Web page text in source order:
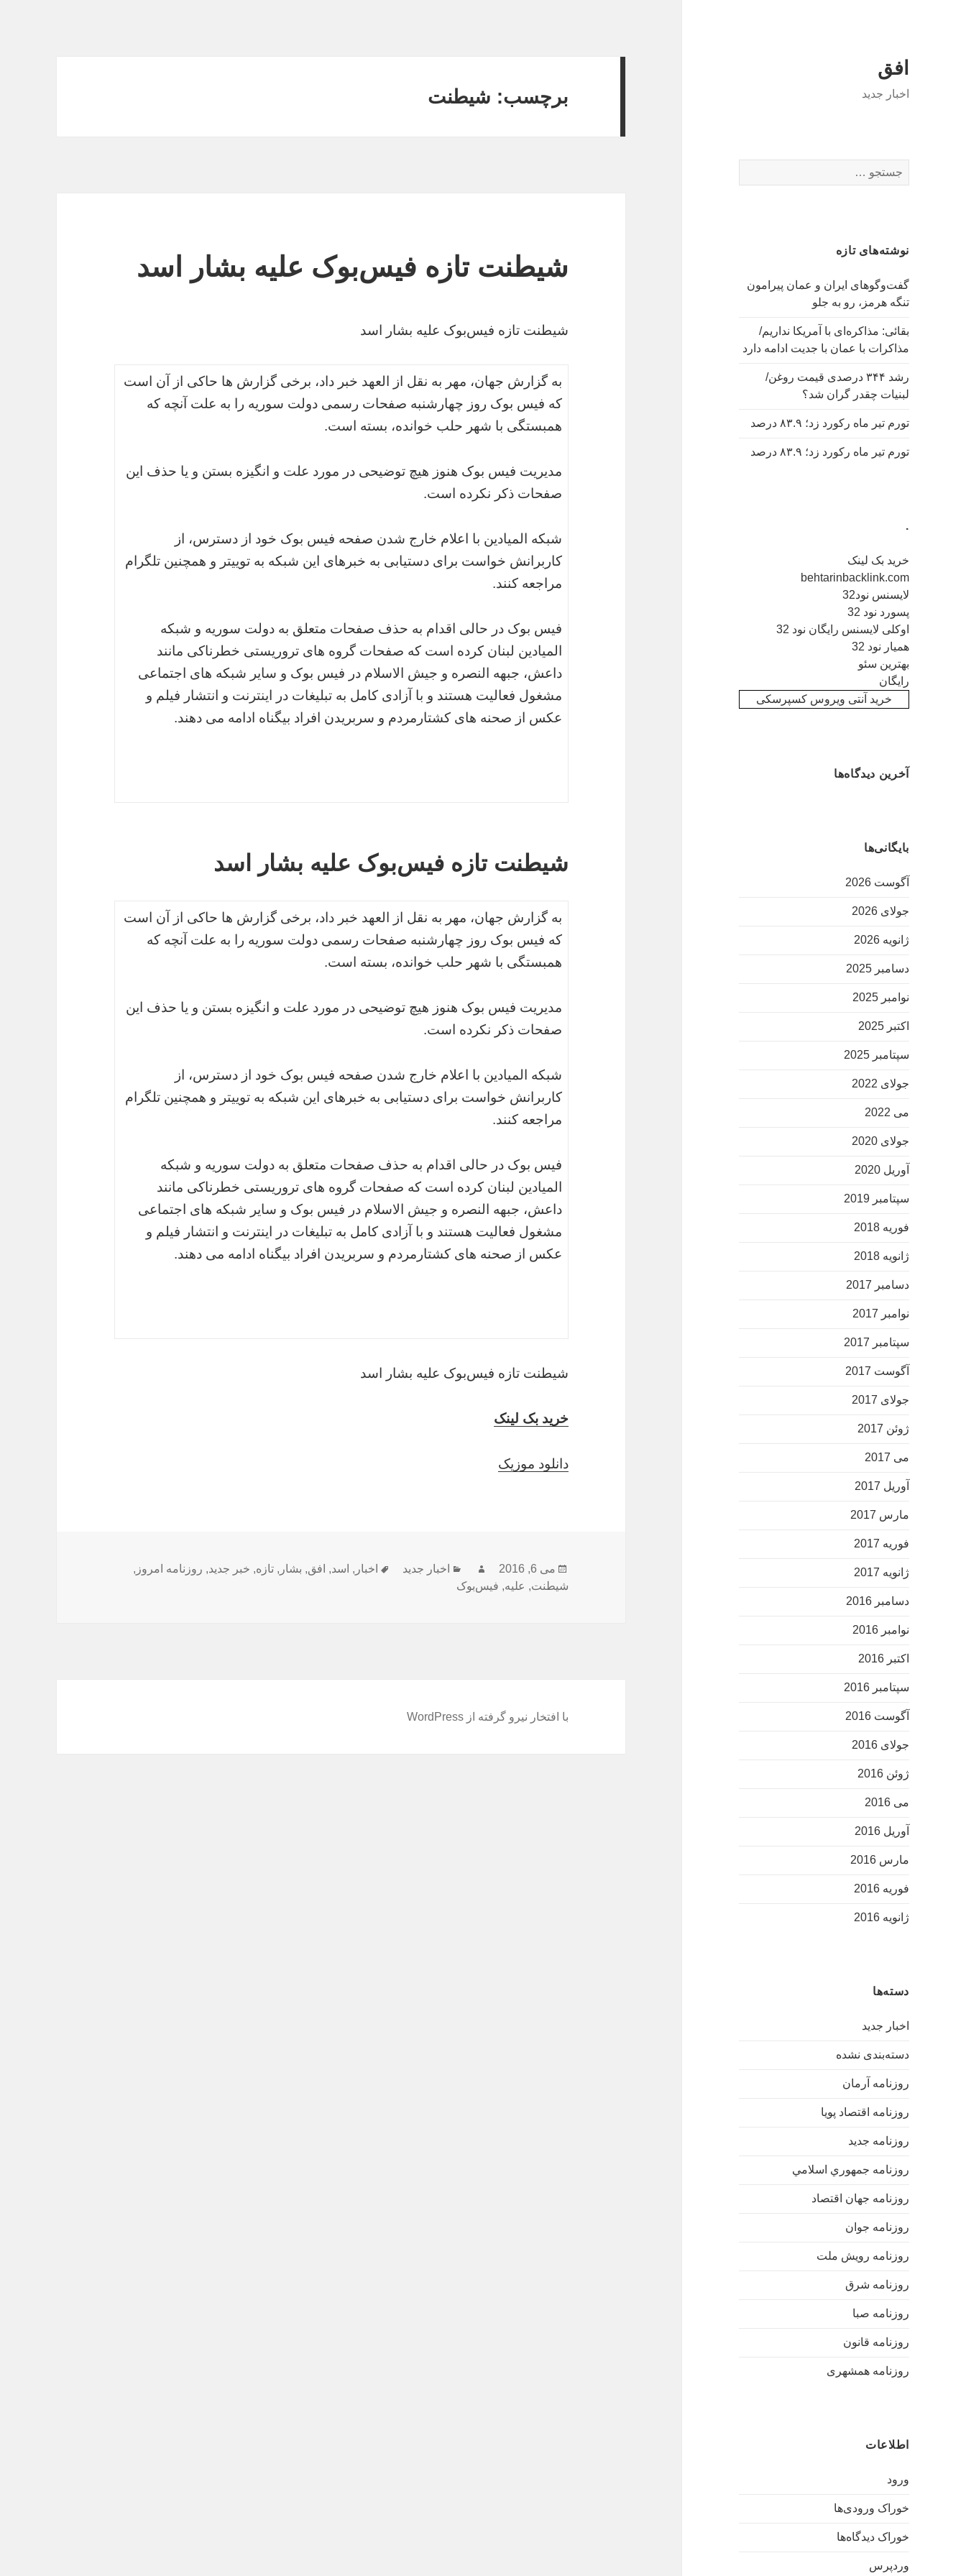
افق
اخبار جدید
برای:
نوشته‌های تازه
گفت‌وگوهای ایران و عمان پیرامون
تنگه هرمز، رو به جلو
بقائی: مذاکره‌ای با آمریکا نداریم/
مذاکرات با عمان با جدیت ادامه دارد
رشد ۳۴۴ درصدی قیمت روغن/
لبنیات چقدر گران شد؟
تورم تیر ماه رکورد زد؛ ۸۳.۹ درصد
تورم تیر ماه رکورد زد؛ ۸۳.۹ درصد
.
خرید بک لینک
behtarinbacklink.com
لایسنس نود32
پسورد نود 32
اوکلی لایسنس رایگان نود 32
همیار نود 32
بهترین سئو
رایگان
خرید آنتی ویروس کسپرسکی
آخرین دیدگاه‌ها
بایگانی‌ها
آگوست 2026
جولای 2026
ژانویه 2026
دسامبر 2025
نوامبر 2025
اکتبر 2025
سپتامبر 2025
جولای 2022
می 2022
جولای 2020
آوریل 2020
سپتامبر 2019
فوریه 2018
ژانویه 2018
دسامبر 2017
نوامبر 2017
سپتامبر 2017
آگوست 2017
جولای 2017
ژوئن 2017
می 2017
آوریل 2017
مارس 2017
فوریه 2017
ژانویه 2017
دسامبر 2016
نوامبر 2016
اکتبر 2016
سپتامبر 2016
آگوست 2016
جولای 2016
ژوئن 2016
می 2016
آوریل 2016
مارس 2016
فوریه 2016
ژانویه 2016
دسته‌ها
اخبار جدید
دسته‌بندی نشده
روزنامه آرمان
روزنامه اقتصاد پویا
روزنامه جدید
روزنامه جمهوري اسلامي
روزنامه جهان اقتصاد
روزنامه جوان
روزنامه رویش ملت
روزنامه شرق
روزنامه صبا
روزنامه قانون
روزنامه همشهری
اطلاعات
ورود
خوراک ورودی‌ها
خوراک دیدگاه‌ها
وردپرس
برچسب: شیطنت
شیطنت تازه فیس‌بوک علیه بشار اسد
شیطنت تازه فیس‌بوک علیه بشار اسد
به گزارش جهان، مهر به نقل از العهد خبر داد، برخی گزارش ها حاکی از آن است
که فیس بوک روز چهارشنبه صفحات رسمی دولت سوریه را به علت آنچه که
همبستگی با شهر حلب خوانده، بسته است.
مدیریت فیس بوک هنوز هیچ توضیحی در مورد علت و انگیزه بستن و یا حذف این
صفحات ذکر نکرده است.
شبکه المیادین با اعلام خارج شدن صفحه فیس بوک خود از دسترس، از
کاربرانش خواست برای دستیابی به خبرهای این شبکه به توییتر و همچنین تلگرام
مراجعه کنند.
فیس بوک در حالی اقدام به حذف صفحات متعلق به دولت سوریه و شبکه
المیادین لبنان کرده است که صفحات گروه های تروریستی خطرناکی مانند
داعش، جبهه النصره و جیش الاسلام در فیس بوک و سایر شبکه های اجتماعی
مشغول فعالیت هستند و با آزادی کامل به تبلیغات در اینترنت و انتشار فیلم و
عکس از صحنه های کشتارمردم و سربریدن افراد بیگناه ادامه می دهند.
شیطنت تازه فیس‌بوک علیه بشار اسد
به گزارش جهان، مهر به نقل از العهد خبر داد، برخی گزارش ها حاکی از آن است
که فیس بوک روز چهارشنبه صفحات رسمی دولت سوریه را به علت آنچه که
همبستگی با شهر حلب خوانده، بسته است.
مدیریت فیس بوک هنوز هیچ توضیحی در مورد علت و انگیزه بستن و یا حذف این
صفحات ذکر نکرده است.
شبکه المیادین با اعلام خارج شدن صفحه فیس بوک خود از دسترس، از
کاربرانش خواست برای دستیابی به خبرهای این شبکه به توییتر و همچنین تلگرام
مراجعه کنند.
فیس بوک در حالی اقدام به حذف صفحات متعلق به دولت سوریه و شبکه
المیادین لبنان کرده است که صفحات گروه های تروریستی خطرناکی مانند
داعش، جبهه النصره و جیش الاسلام در فیس بوک و سایر شبکه های اجتماعی
مشغول فعالیت هستند و با آزادی کامل به تبلیغات در اینترنت و انتشار فیلم و
عکس از صحنه های کشتارمردم و سربریدن افراد بیگناه ادامه می دهند.
شیطنت تازه فیس‌بوک علیه بشار اسد
خرید بک لینک
دانلود موزیک
ارسال
شده
می 6, 2016 نویسندهدسته‌ها
اخبار جدید برچسب‌ها
اخبار , اسد, افق, بشار ,تازه, خبر جدید, روزنامه امروز ,
شیطنت, علیه, فیس‌بوک
با افتخار نیرو گرفته از WordPress